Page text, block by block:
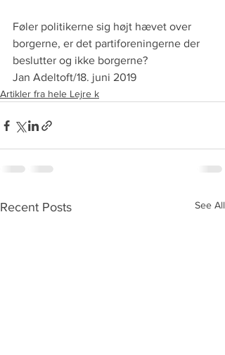
Føler politikerne sig højt hævet over
borgerne, er det partiforeningerne der
beslutter og ikke borgerne?
Jan Adeltoft/18. juni 2019
Artikler fra hele Lejre k
Recent Posts See All